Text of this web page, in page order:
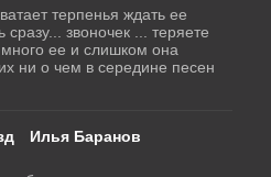
терпенья ждать ее
звоночек ... теряете
ее и слишком она
ни о чем в середине песен
Илья Баранов